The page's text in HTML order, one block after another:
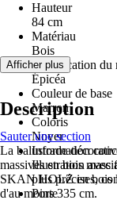
Hauteur
84 cm
Matériau
Bois
Spécification du
Épicéa
Couleur de base
Marron
Coloris
Noyer
Information
Illustration avec
plus précises,
Porte
Afficher plus
Description
Sauter une section
La balustrade
massives en bois
SKAN HOLZ en bois
d'au moins 335 cm.